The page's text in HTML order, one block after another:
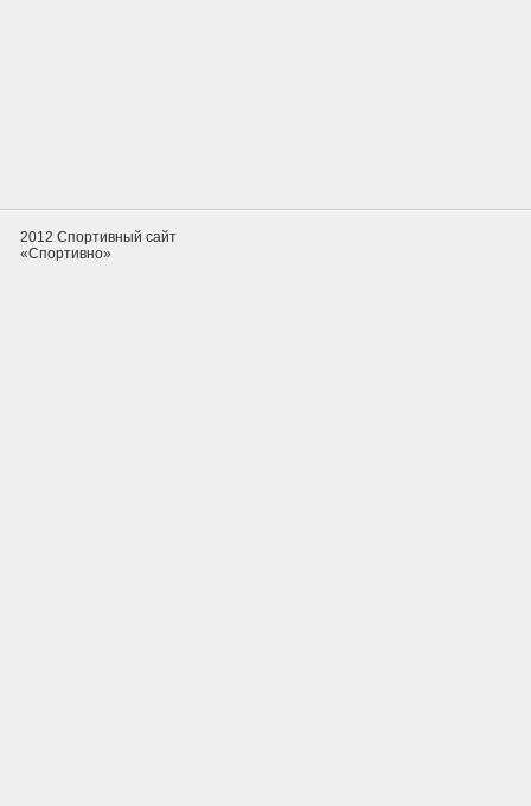
2012 Спортивный сайт
«Спортивно»